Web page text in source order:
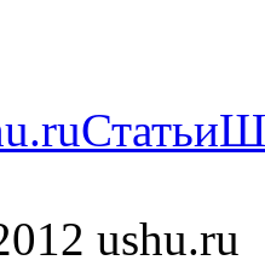
Статьи
ushu.ru